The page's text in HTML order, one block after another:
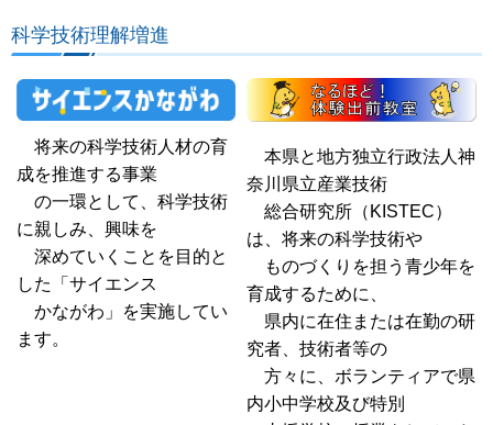
科学技術理解増進
将来の科学技術人材の育
成を推進する事業
の一環として、科学技術
に親しみ、興味を
深めていくことを目的と
した「サイエンス
かながわ」を実施してい
ます。
本県と地方独立行政法人神
奈川県立産業技術
総合研究所（KISTEC）
は、将来の科学技術や
ものづくりを担う青少年を
育成するために、
県内に在住または在勤の研
究者、技術者等の
方々に、ボランティアで県
内小中学校及び特別